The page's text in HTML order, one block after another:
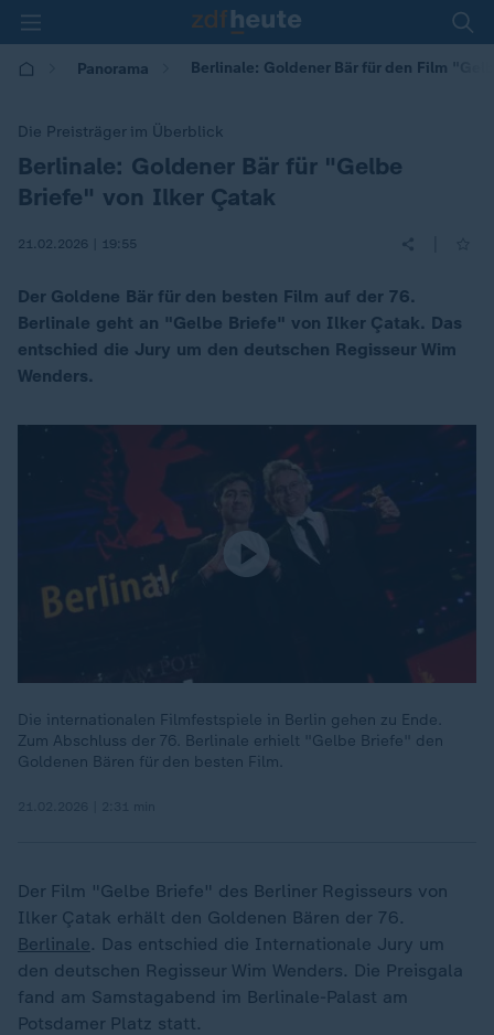
Panorama Berlinale: Goldener Bär für den Film
Die Preisträger im Überblick
:Berlinale: Goldener Bär für "Gelbe
Briefe" von Ilker Çatak
21.02.2026 | 19:55
Der Goldene Bär für den besten Film auf der 76.
Berlinale geht an "Gelbe Briefe" von Ilker Çatak. Das
entschied die Jury um den deutschen Regisseur Wim
Wenders.
Die internationalen Filmfestspiele in Berlin gehen zu Ende.
Zum Abschluss der 76. Berlinale erhielt "Gelbe Briefe" den
Goldenen Bären für den besten Film.
Der Film "Gelbe Briefe" des Berliner Regisseurs von
Ilker Çatak erhält den Goldenen Bären der 76.
Berlinale. Das entschied die Internationale Jury um
den deutschen Regisseur Wim Wenders. Die Preisgala
fand am Samstagabend im Berlinale-Palast am
Potsdamer Platz statt.